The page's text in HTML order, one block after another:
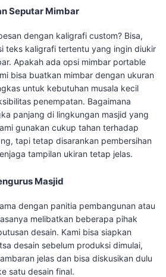
Seputar Mimbar
dengan kaligrafi custom? Bisa,
teks kaligrafi tertentu yang ingin diukir
Apakah ada opsi mimbar portable
bisa buatkan mimbar dengan ukuran
untuk kebutuhan musala kecil
penempatan. Bagaimana
panjang di lingkungan masjid yang
gunakan cukup tahan terhadap
tapi tetap disarankan pembersihan
tampilan ukiran tetap jelas.
Masjid
dengan panitia pembangunan atau
melibatkan beberapa pihak
desain. Kami bisa siapkan
desain sebelum produksi dimulai,
jelas dan bisa diskusikan dulu
satu desain final.